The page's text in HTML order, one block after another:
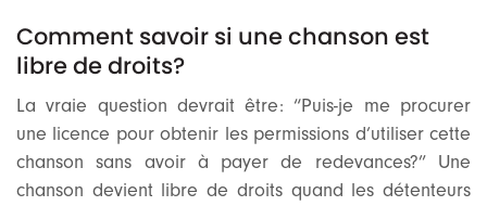
Comment savoir si une chanson est
libre de droits?
La vraie question devrait être: “Puis-je me procurer
une licence pour obtenir les permissions d’utiliser cette
chanson sans avoir à payer de redevances?” Une
chanson devient libre de droits quand les détenteurs